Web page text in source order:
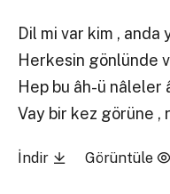
Dil mi var kim , anda
Herkesin gönlünde
Hep bu âh-ü nâleler
Vay bir kez görüne ,
İndir Görüntüle